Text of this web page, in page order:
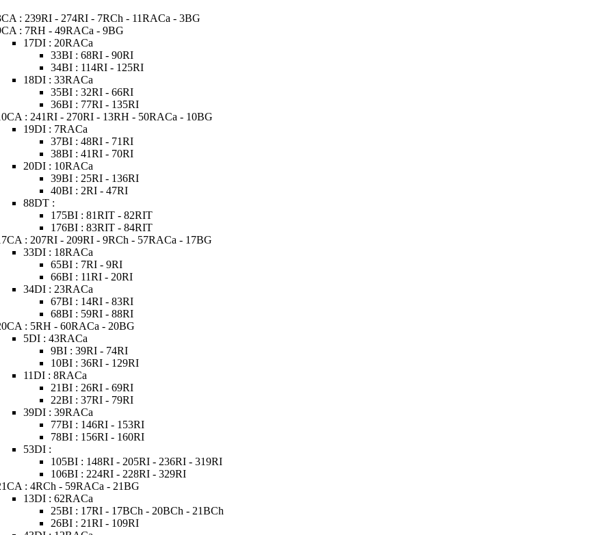
: 239RI - 274RI - 7RCh - 11RACa - 3BG
: 7RH - 49RACa - 9BG
17DI : 20RACa
33BI : 68RI - 90RI
34BI : 114RI - 125RI
18DI : 33RACa
35BI : 32RI - 66RI
36BI : 77RI - 135RI
: 241RI - 270RI - 13RH - 50RACa - 10BG
19DI : 7RACa
37BI : 48RI - 71RI
38BI : 41RI - 70RI
20DI : 10RACa
39BI : 25RI - 136RI
40BI : 2RI - 47RI
88DT :
175BI : 81RIT - 82RIT
176BI : 83RIT - 84RIT
: 207RI - 209RI - 9RCh - 57RACa - 17BG
33DI : 18RACa
65BI : 7RI - 9RI
66BI : 11RI - 20RI
34DI : 23RACa
67BI : 14RI - 83RI
68BI : 59RI - 88RI
: 5RH - 60RACa - 20BG
5DI : 43RACa
9BI : 39RI - 74RI
10BI : 36RI - 129RI
11DI : 8RACa
21BI : 26RI - 69RI
22BI : 37RI - 79RI
39DI : 39RACa
77BI : 146RI - 153RI
78BI : 156RI - 160RI
53DI :
105BI : 148RI - 205RI - 236RI - 319RI
106BI : 224RI - 228RI - 329RI
: 4RCh - 59RACa - 21BG
13DI : 62RACa
25BI : 17RI - 17BCh - 20BCh - 21BCh
26BI : 21RI - 109RI